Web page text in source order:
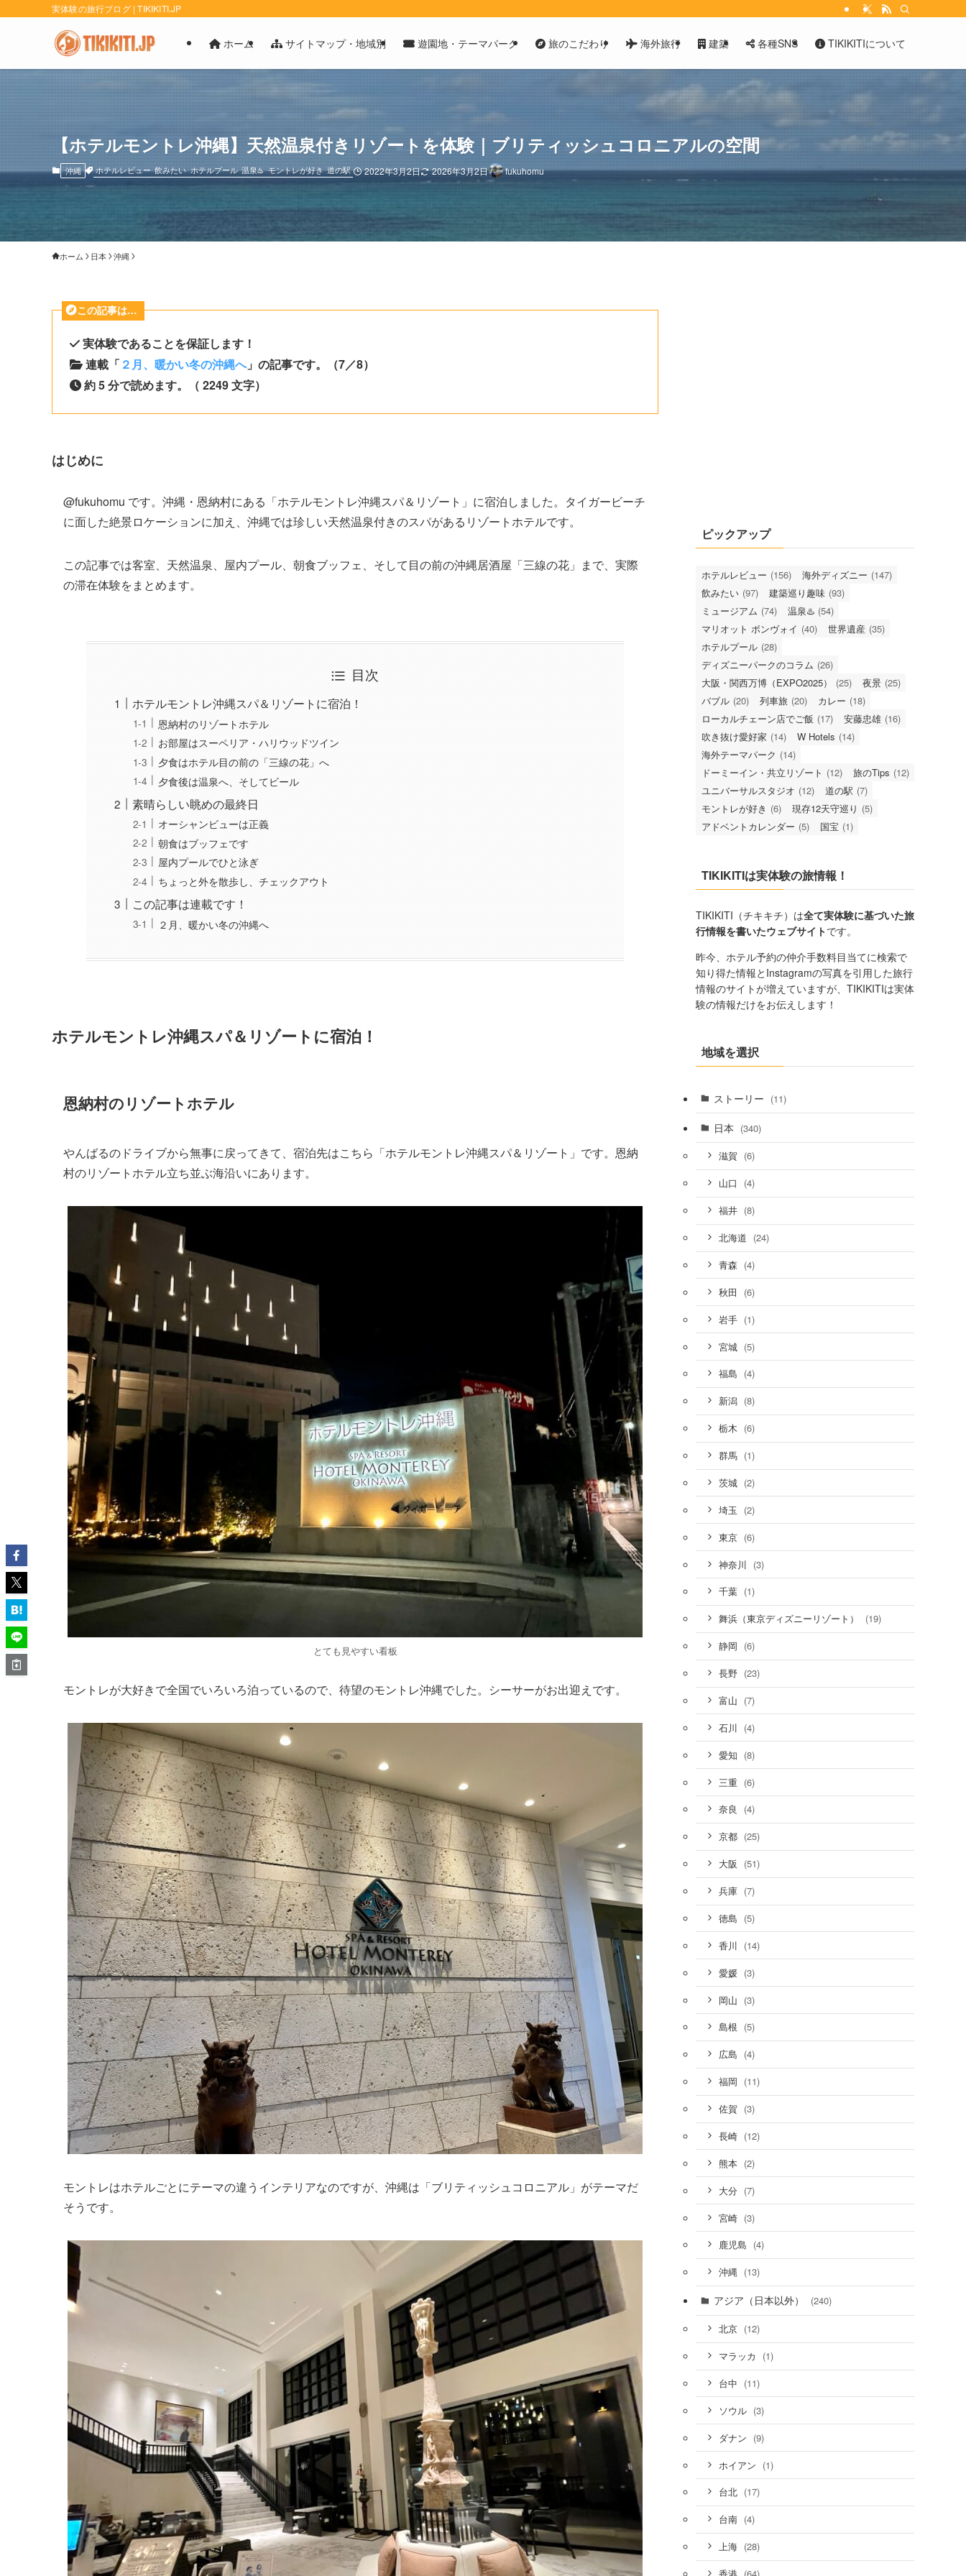
実体験の旅行ブログ | TIKIKITI.JP
ホーム サイトマップ・地域別 遊園地・テーマパーク 旅のこだわり 海外旅行 建築 各種SNS TIKIKITIについて
【ホテルモントレ沖縄】天然温泉付きリゾートを体験｜ブリティッシュコロニアルの空間
沖縄 ホテルレビュー 飲みたい ホテルプール 温泉♨️ モントレが好き 道の駅 2022年3月2日 2026年3月2日 fukuhomu
ホーム 日本 沖縄
この記事は…
実体験であることを保証します！
連載「 ２月、暖かい冬の沖縄へ」の記事です。（7／8）
約 5 分で読めます。（ 2249 文字）
はじめに
@fukuhomu です。沖縄・恩納村にある「ホテルモントレ沖縄スパ＆リゾート」に宿泊しました。タイガービーチ
に面した絶景ロケーションに加え、沖縄では珍しい天然温泉付きのスパがあるリゾートホテルです。
この記事では客室、天然温泉、屋内プール、朝食ブッフェ、そして目の前の沖縄居酒屋「三線の花」まで、実際
の滞在体験をまとめます。
目次
ホテルモントレ沖縄スパ＆リゾートに宿泊！
恩納村のリゾートホテル
お部屋はスーペリア・ハリウッドツイン
夕食はホテル目の前の「三線の花」へ
夕食後は温泉へ、そしてビール
素晴らしい眺めの最終日
オーシャンビューは正義
朝食はブッフェです
屋内プールでひと泳ぎ
ちょっと外を散歩し、チェックアウト
この記事は連載です！
２月、暖かい冬の沖縄へ
ホテルモントレ沖縄スパ＆リゾートに宿泊！
恩納村のリゾートホテル
やんばるのドライブから無事に戻ってきて、宿泊先はこちら「ホテルモントレ沖縄スパ＆リゾート」です。恩納
村のリゾートホテル立ち並ぶ海沿いにあります。
とても見やすい看板
モントレが大好きで全国でいろいろ泊っているので、待望のモントレ沖縄でした。シーサーがお出迎えです。
モントレはホテルごとにテーマの違うインテリアなのですが、沖縄は「ブリティッシュコロニアル」がテーマだ
そうです。
ピックアップ
ホテルレビュー (156) 海外ディズニー (147)
飲みたい (97) 建築巡り趣味 (93)
ミュージアム (74) 温泉♨️ (54)
マリオット ボンヴォイ (40) 世界遺産 (35)
ホテルプール (28)
ディズニーパークのコラム (26)
大阪・関西万博（EXPO2025）
(25) 夜景 (25)
バブル (20) 列車旅 (20) カレー (18)
ローカルチェーン店でご飯 (17) 安藤忠雄 (16)
吹き抜け愛好家 (14) W Hotels (14)
海外テーマパーク (14)
ドーミーイン・共立リゾート (12) 旅のTips (12)
ユニバーサルスタジオ (12) 道の駅 (7)
モントレが好き (6) 現存12天守巡り (5)
アドベントカレンダー (5) 国宝 (1)
TIKIKITIは実体験の旅情報！
TIKIKITI（チキキチ）は全て実体験に基づいた旅
行情報を書いたウェブサイトです。
昨今、ホテル予約の仲介手数料目当てに検索で
知り得た情報とInstagramの写真を引用した旅行
情報のサイトが増えていますが、TIKIKITIは実体
験の情報だけをお伝えします！
地域を選択
ストーリー (11)
日本 (340)
滋賀 (6)
山口 (4)
福井 (8)
北海道 (24)
青森 (4)
秋田 (6)
岩手 (1)
宮城 (5)
福島 (4)
新潟 (8)
栃木 (6)
群馬 (1)
茨城 (2)
埼玉 (2)
東京 (6)
神奈川 (3)
千葉 (1)
舞浜（東京ディズニーリゾート） (19)
静岡 (6)
長野 (23)
富山 (7)
石川 (4)
愛知 (8)
三重 (6)
奈良 (4)
京都 (25)
大阪 (51)
兵庫 (7)
徳島 (5)
香川 (14)
愛媛 (3)
岡山 (3)
島根 (5)
広島 (4)
福岡 (11)
佐賀 (3)
長崎 (12)
熊本 (2)
大分 (7)
宮崎 (3)
鹿児島 (4)
沖縄 (13)
アジア（日本以外） (240)
北京 (12)
マラッカ (1)
台中 (11)
ソウル (3)
ダナン (9)
ホイアン (1)
台北 (17)
台南 (4)
上海 (28)